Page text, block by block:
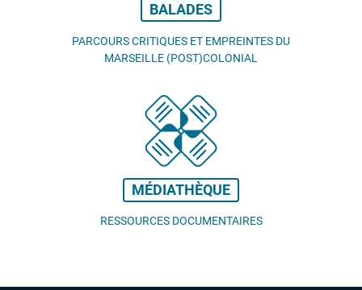
BALADES
PARCOURS CRITIQUES ET EMPREINTES DU
MARSEILLE (POST)COLONIAL
MÉDIATHÈQUE
RESSOURCES DOCUMENTAIRES